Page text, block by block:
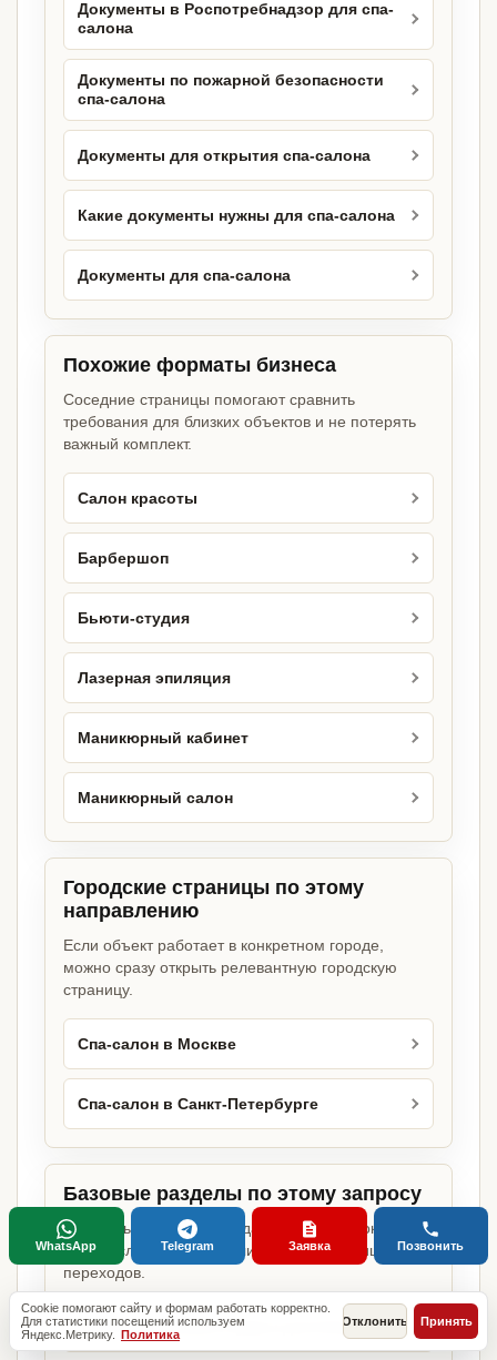
Документы в Роспотребнадзор для спа-
салона
Документы по пожарной безопасности
спа-салона
Документы для открытия спа-салона
Какие документы нужны для спа-салона
Документы для спа-салона
Похожие форматы бизнеса
Соседние страницы помогают сравнить
требования для близких объектов и не потерять
важный комплект.
Салон красоты
Барбершоп
Бьюти-студия
Лазерная эпиляция
Маникюрный кабинет
Маникюрный салон
Городские страницы по этому
направлению
Если объект работает в конкретном городе,
можно сразу открыть релевантную городскую
страницу.
Спа-салон в Москве
Спа-салон в Санкт-Петербурге
Базовые разделы по этому запросу
Родительские страницы дают более широкий
обзор услуги, объекта или региона без лишних
переходов.
Какие разрешения нужны для бизнеса
Cookie помогают сайту и формам работать корректно.
Для статистики посещений используем
Яндекс.Метрику. Политика
Отклонить Принять
WhatsApp Telegram Заявка Позвонить